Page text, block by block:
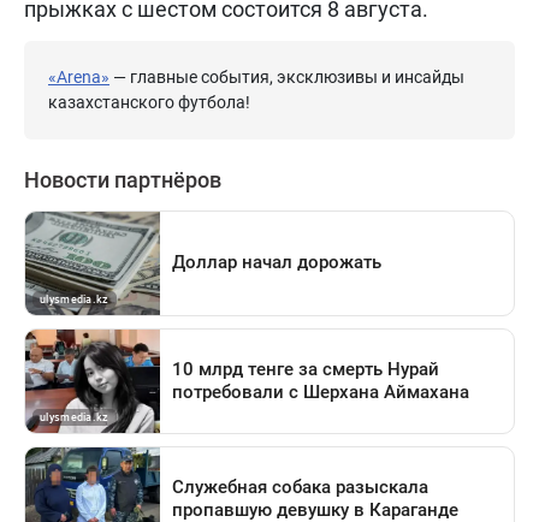
прыжках с шестом состоится 8 августа.
«Arena» — главные события, эксклюзивы и инсайды
казахстанского футбола!